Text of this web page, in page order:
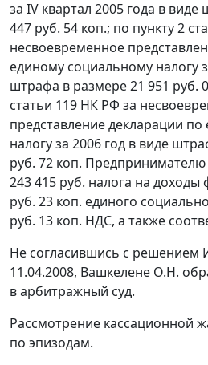
за IV квартал 2005 года в
447 руб. 54 коп.; по пункту 2
несвоевременное
единому социальному налогу
штрафа в размере 21 951 руб.
статьи 119 НК РФ за
представление декларации
налогу за 2006 год в виде
руб. 72 коп.
243 415 руб. налога на доходы
руб. 23 коп. единого
руб. 13 коп. НДС, а также
Не согласившись с решением
11.04.2008, Вашкелене О.Н.
в арбитражный суд.
Рассмотрение кассационной
по эпизодам.